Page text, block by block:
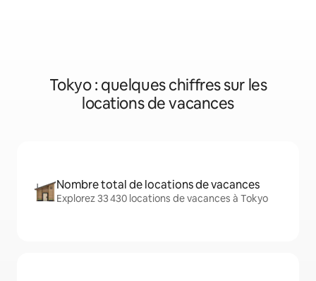
Tokyo : quelques chiffres sur les
locations de vacances
Nombre total de locations de vacances
Explorez 33 430 locations de vacances à Tokyo